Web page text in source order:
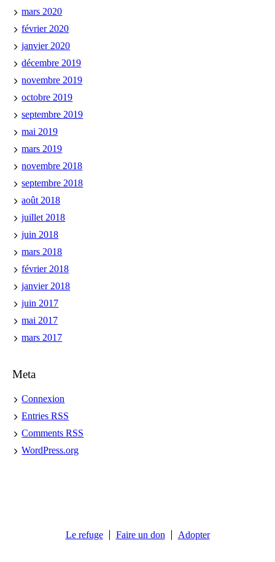
mars 2020
février 2020
janvier 2020
décembre 2019
novembre 2019
octobre 2019
septembre 2019
mai 2019
mars 2019
novembre 2018
septembre 2018
août 2018
juillet 2018
juin 2018
mars 2018
février 2018
janvier 2018
juin 2017
mai 2017
mars 2017
Meta
Connexion
EntriesRSS
CommentsRSS
WordPress.org
Le refuge Faire un don Adopter